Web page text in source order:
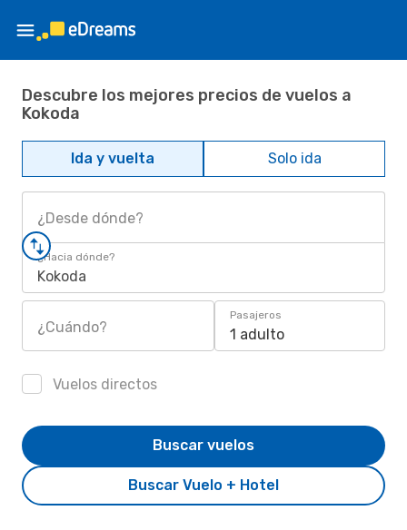
Descubre los mejores precios de vuelos a
Kokoda
Ida y vuelta Solo ida
¿Desde dónde?
¿Hacia dónde?
Kokoda
¿Cuándo?
Pasajeros
1 adulto
Vuelos directos
Buscar Vuelo + Hotel
Buscar vuelos